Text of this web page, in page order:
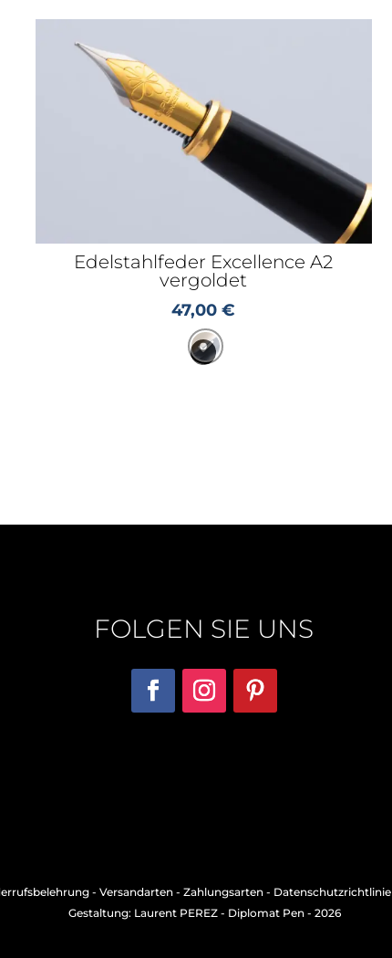
Edelstahlfeder Excellence A2
vergoldet
47,00€
FOLGEN SIE UNS
- Versandarten - Zahlungsarten - Datenschutzrichtlinie
Gestaltung: Laurent PEREZ- Diplomat Pen - 2026